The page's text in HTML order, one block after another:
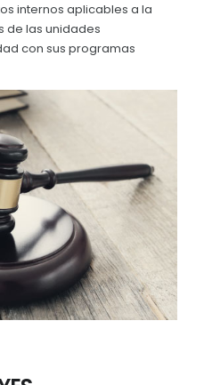
Territorial -
- PAC
- POA
REPORTES
y balances
internos aplicables a la
de las unidades
con sus programas